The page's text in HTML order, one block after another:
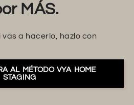
MÁS.
vas a hacerlo, hazlo con
AL MÉTODO VYA HOME
STAGING